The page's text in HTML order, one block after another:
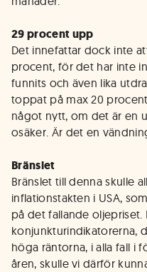
29 procent upp
Det innefattar dock inte
procent, för det har inte
funnits och även lika
toppat på max 20
något nytt, om det är en
osäker. Är det en
Bränslet
Bränslet till denna skulle
inflationstakten i USA,
på det fallande oljepriset.
konjunkturindikatorerna,
höga räntorna, i alla fall i
åren, skulle vi därför